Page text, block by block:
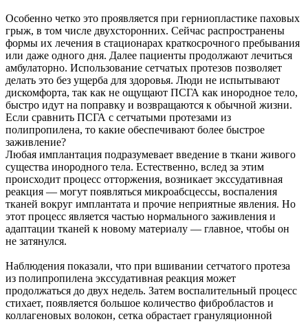
Особенно четко это проявляется при герниопластике паховых
грыж, в том числе двухсторонних. Сейчас распространены
формы их лечения в стационарах краткосрочного пребывания
или даже одного дня. Далее пациенты продолжают лечиться
амбулаторно. Использование сетчатых протезов позволяет
делать это без ущерба для здоровья. Люди не испытывают
дискомфорта, так как не ощущают ПСГА как инородное тело,
быстро идут на поправку и возвращаются к обычной жизни.
Если сравнить ПСГА с сетчатыми протезами из
полипропилена, то какие обеспечивают более быстрое
заживление?
Любая имплантация подразумевает введение в ткани живого
существа инородного тела. Естественно, вслед за этим
происходит процесс отторжения, возникает экссудативная
реакция — могут появляться микроабсцессы, воспаления
тканей вокруг имплантата и прочие неприятные явления. Но
этот процесс является частью нормального заживления и
адаптации тканей к новому материалу — главное, чтобы он
не затянулся.
Наблюдения показали, что при вшивании сетчатого протеза
из полипропилена экссудативная реакция может
продолжаться до двух недель. Затем воспалительный процесс
стихает, появляется большое количество фибробластов и
коллагеновых волокон, сетка обрастает грануляционной